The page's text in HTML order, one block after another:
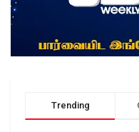
Trending